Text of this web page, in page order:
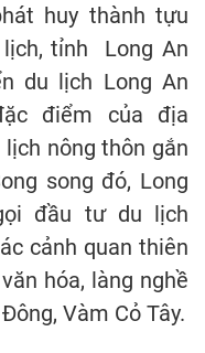
huy thành tựu
tỉnh Long An
du lịch Long An
điểm của địa
nông thôn gắn
song đó, Long
đầu tư du lịch
cảnh quan thiên
hóa, làng nghề
Vàm Cỏ Tây.